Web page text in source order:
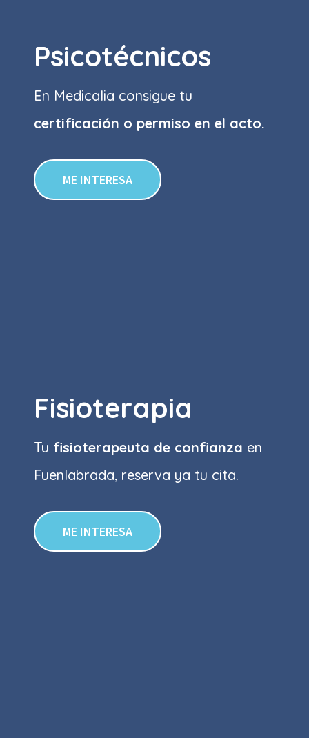
Psicotécnicos
En Medicalia consigue tu
certificación o permiso en el acto.
ME INTERESA
Fisioterapia
Tu fisioterapeuta de confianza en
Fuenlabrada, reserva ya tu cita.
ME INTERESA